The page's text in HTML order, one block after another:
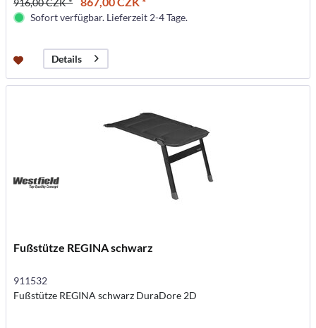
Sofort verfügbar. Lieferzeit 2-4 Tage.
Details
Fußstütze REGINA schwarz
911532
Fußstütze REGINA schwarz DuraDore 2D